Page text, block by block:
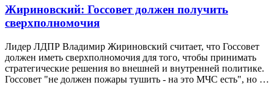
Жириновский: Госсовет должен получить
сверхполномочия
Лидер ЛДПР Владимир Жириновский считает, что Госсовет
должен иметь сверхполномочия для того, чтобы принимать
стратегические решения во внешней и внутренней политике.
Госсовет "не должен пожары тушить - на это МЧС есть", но …